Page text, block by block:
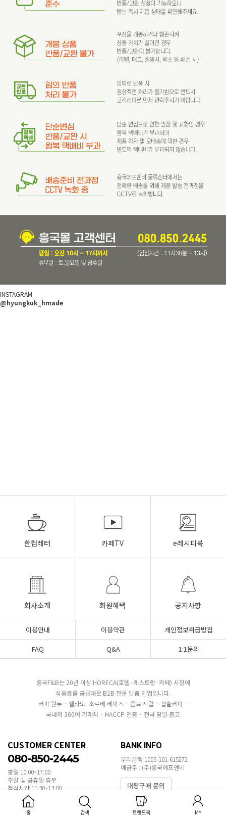
INSTAGRAM
@hyungkuk_hmade
한컵레터 카페TV e레시피북
회사소개 회원혜택 공지사항
이용안내 이용약관
개인정보취급방침
FAQ
Q&A 1:1문의
흥국F&B는 20년 이상 HORECA(호텔·레스토랑·카페) 시장에
식음료를 공급해온 B2B 전문 납품 기업입니다.
커피 원두 · 젤라또·소르베 베이스 · 음료 시럽 · 캡슐커피 ·
국내외 300여 거래처 · HACCP 인증 · 전국 당일 출고
CUSTOMER CENTER
080-850-2445
평일 10:00~17:00
주말 및 공휴일 휴무
점심시간 11:30~13:00
BANK INFO
우리은행 1005-101-615272
예금주 : (주)흥국에프엔비
대량구매 문의
COMPANY INFO
홈 검색 트렌드픽 MY